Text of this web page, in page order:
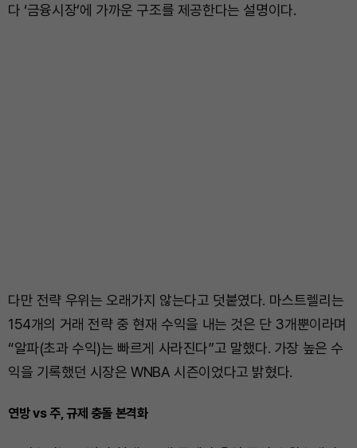
다 ‘금융시장’에 가까운 구조를 제공한다는 설명이다.
다만 전략 우위는 오래가지 않는다고 덧붙였다. 마스트렐리는
154개의 거래 전략 중 현재 수익을 내는 것은 단 3개뿐이라며
“알파(초과 수익)는 빠르게 사라진다”고 말했다. 가장 높은 수
익을 기록했던 시장은 WNBA 시즌이었다고 밝혔다.
연방 vs 주, 규제 충돌 본격화